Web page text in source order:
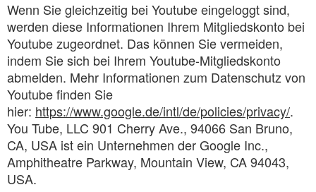
Wenn Sie gleichzeitig bei Youtube eingeloggt sind,
werden diese Informationen Ihrem Mitgliedskonto bei
Youtube zugeordnet. Das können Sie vermeiden,
indem Sie sich bei Ihrem Youtube-Mitgliedskonto
abmelden. Mehr Informationen zum Datenschutz von
Youtube finden Sie
hier: https://www.google.de/intl/de/policies/privacy/.
You Tube, LLC 901 Cherry Ave., 94066 San Bruno,
CA, USA ist ein Unternehmen der Google Inc.,
Amphitheatre Parkway, Mountain View, CA 94043,
USA.